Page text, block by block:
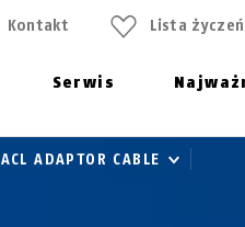
Serwis
Kontakt Lista życzeń
ACL ADAPTOR CABLE